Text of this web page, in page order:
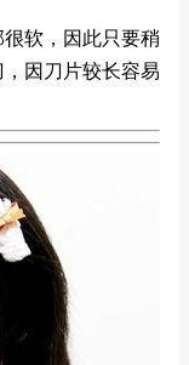
软，因此只要稍
因刀片较长容易